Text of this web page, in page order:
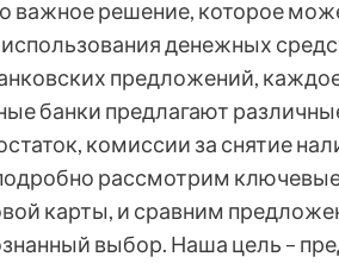
важное решение, которое
денежных
предложений,
банки предлагают
комиссии за снятие
рассмотрим
карты, и сравним
выбор. Наша цель –